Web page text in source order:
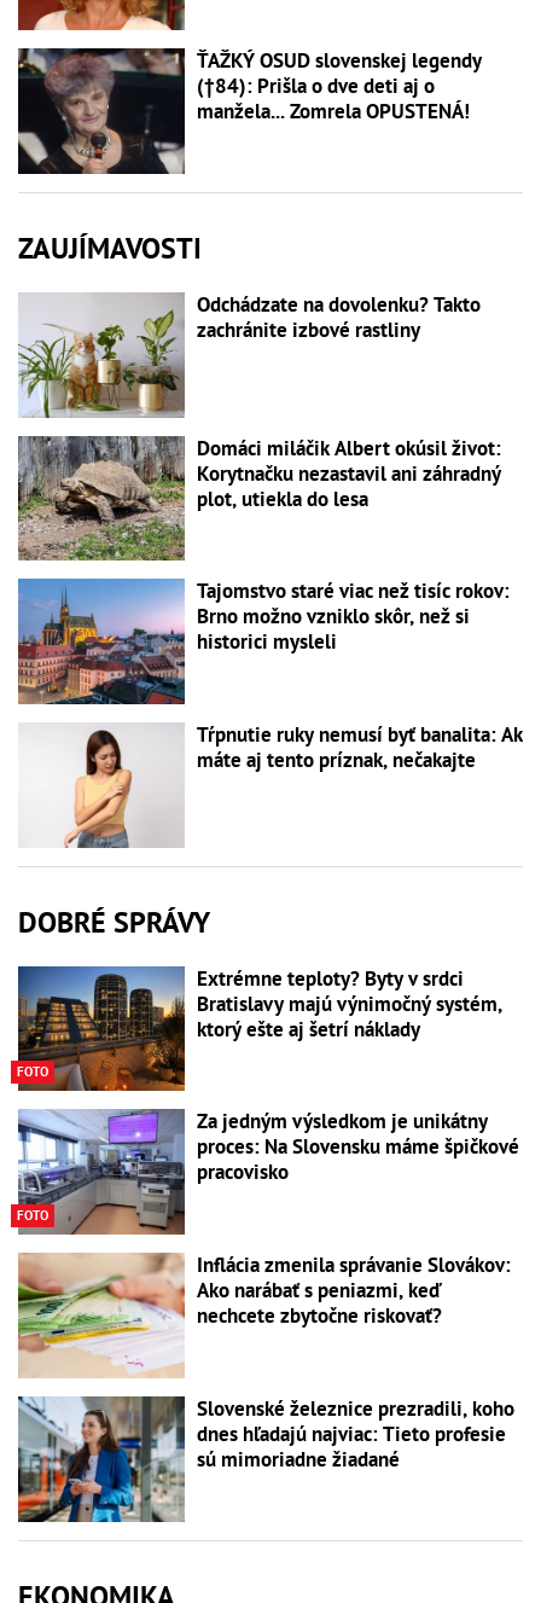
ŤAŽKÝ OSUD slovenskej legendy
(†84): Prišla o dve deti aj o
manžela... Zomrela OPUSTENÁ!
ZAUJÍMAVOSTI
Odchádzate na dovolenku? Takto
zachránite izbové rastliny
Domáci miláčik Albert okúsil život:
Korytnačku nezastavil ani záhradný
plot, utiekla do lesa
Tajomstvo staré viac než tisíc rokov:
Brno možno vzniklo skôr, než si
historici mysleli
Tŕpnutie ruky nemusí byť banalita: Ak
máte aj tento príznak, nečakajte
DOBRÉ SPRÁVY
FOTO
Extrémne teploty? Byty v srdci
Bratislavy majú výnimočný systém,
ktorý ešte aj šetrí náklady
FOTO
Za jedným výsledkom je unikátny
proces: Na Slovensku máme špičkové
pracovisko
Inflácia zmenila správanie Slovákov:
Ako narábať s peniazmi, keď
nechcete zbytočne riskovať?
Slovenské železnice prezradili, koho
dnes hľadajú najviac: Tieto profesie
sú mimoriadne žiadané